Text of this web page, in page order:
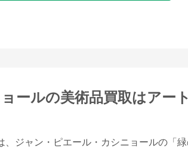
ールの美術品買取はアー
ジャン・ピエール・カシニョールの「緑